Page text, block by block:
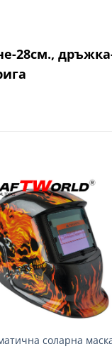
28см.,
Добави
желани
соларна